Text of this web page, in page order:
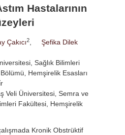
Hastalarının
Çakıcı2
Şefika Dilek
Sağlık Bilimleri
Hemşirelik Esasları
Veli Üniversitesi, Semra ve
Fakültesi, Hemşirelik
Kronik Obstrüktif